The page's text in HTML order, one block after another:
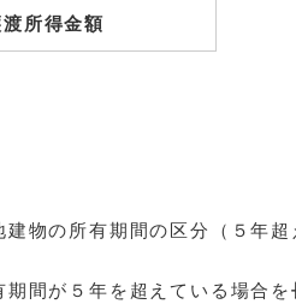
所得金額
物の所有期間の区分（５年
間が５年を超えている場合を